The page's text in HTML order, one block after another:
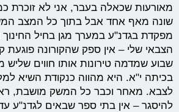
מאורעות שכאלה בעבר, אני לא זוכרת
שונה מאף אחד אבל בתוך כל המצב
מפקדת בגדנ"ע במערך מגן בחיל החינוך
הצבאי שלי – אין ספק שהקורונה פוגעת
שבוע שמדמה טירונות אותו חווים שליש
בכיתה י"א. היא מהווה כנקודת השיא
לצבא. מאחר וכבר כל המשק מושבת,
להיסגר – אין בתי ספר שבאים לגדנ"ע